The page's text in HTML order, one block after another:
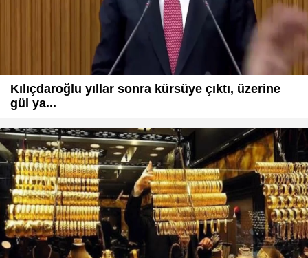
Kılıçdaroğlu yıllar sonra kürsüye çıktı, üzerine
gül ya...